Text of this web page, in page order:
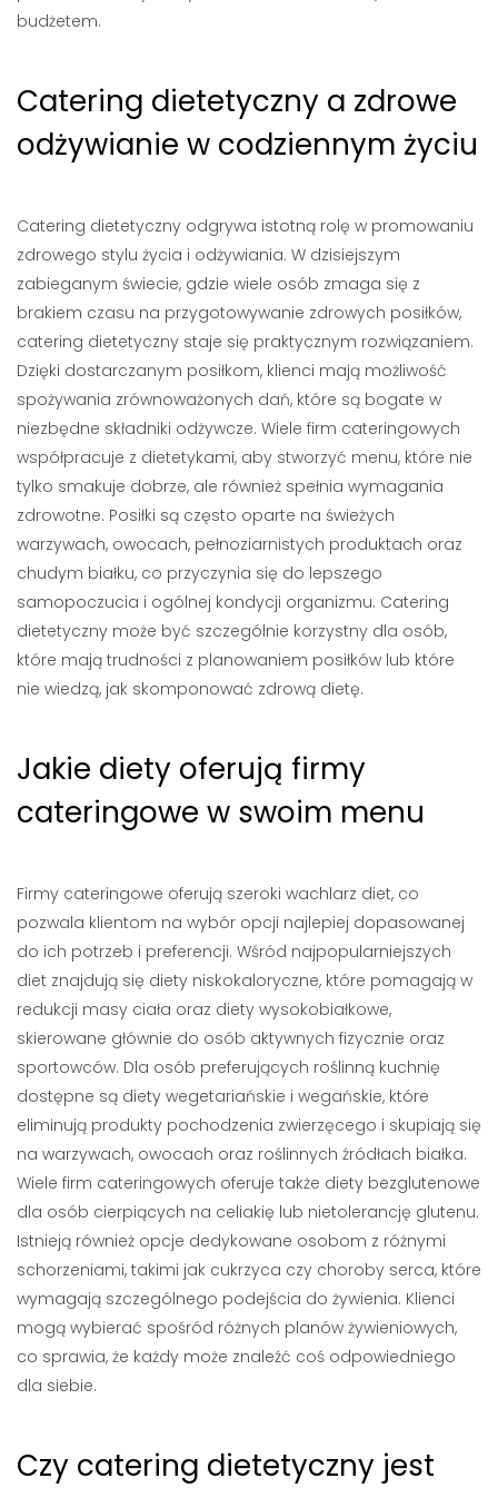
budżetem.
Catering dietetyczny a zdrowe
odżywianie w codziennym życiu
Catering dietetyczny odgrywa istotną rolę w promowaniu
zdrowego stylu życia i odżywiania. W dzisiejszym
zabieganym świecie, gdzie wiele osób zmaga się z
brakiem czasu na przygotowywanie zdrowych posiłków,
catering dietetyczny staje się praktycznym rozwiązaniem.
Dzięki dostarczanym posiłkom, klienci mają możliwość
spożywania zrównoważonych dań, które są bogate w
niezbędne składniki odżywcze. Wiele firm cateringowych
współpracuje z dietetykami, aby stworzyć menu, które nie
tylko smakuje dobrze, ale również spełnia wymagania
zdrowotne. Posiłki są często oparte na świeżych
warzywach, owocach, pełnoziarnistych produktach oraz
chudym białku, co przyczynia się do lepszego
samopoczucia i ogólnej kondycji organizmu. Catering
dietetyczny może być szczególnie korzystny dla osób,
które mają trudności z planowaniem posiłków lub które
nie wiedzą, jak skomponować zdrową dietę.
Jakie diety oferują firmy
cateringowe w swoim menu
Firmy cateringowe oferują szeroki wachlarz diet, co
pozwala klientom na wybór opcji najlepiej dopasowanej
do ich potrzeb i preferencji. Wśród najpopularniejszych
diet znajdują się diety niskokaloryczne, które pomagają w
redukcji masy ciała oraz diety wysokobiałkowe,
skierowane głównie do osób aktywnych fizycznie oraz
sportowców. Dla osób preferujących roślinną kuchnię
dostępne są diety wegetariańskie i wegańskie, które
eliminują produkty pochodzenia zwierzęcego i skupiają się
na warzywach, owocach oraz roślinnych źródłach białka.
Wiele firm cateringowych oferuje także diety bezglutenowe
dla osób cierpiących na celiakię lub nietolerancję glutenu.
Istnieją również opcje dedykowane osobom z różnymi
schorzeniami, takimi jak cukrzyca czy choroby serca, które
wymagają szczególnego podejścia do żywienia. Klienci
mogą wybierać spośród różnych planów żywieniowych,
co sprawia, że każdy może znaleźć coś odpowiedniego
dla siebie.
Czy catering dietetyczny jest